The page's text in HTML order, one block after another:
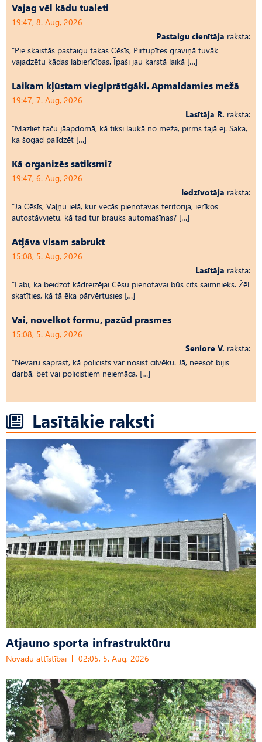
Vajag vēl kādu tualeti
19:47, 8. Aug, 2026
Pastaigu cienītāja raksta:
“Pie skaistās pastaigu takas Cēsīs, Pirtupītes graviņā tuvāk
vajadzētu kādas labierīcības. Īpaši jau karstā laikā […]
Laikam kļūstam vieglprātīgāki. Apmaldamies mežā
19:47, 7. Aug, 2026
Lasītāja R. raksta:
“Mazliet taču jāapdomā, kā tiksi laukā no meža, pirms tajā ej. Saka,
ka šogad palīdzēt […]
Kā organizēs satiksmi?
19:47, 6. Aug, 2026
Iedzīvotāja raksta:
“Ja Cēsīs, Vaļņu ielā, kur vecās pienotavas teritorija, ierīkos
autostāvvietu, kā tad tur brauks automašīnas? […]
Atļāva visam sabrukt
15:08, 5. Aug, 2026
Lasītāja raksta:
“Labi, ka beidzot kādreizējai Cēsu pienotavai būs cits saimnieks. Žēl
skatīties, kā tā ēka pārvērtusies […]
Vai, novelkot formu, pazūd prasmes
15:08, 5. Aug, 2026
Seniore V. raksta:
“Nevaru saprast, kā policists var nosist cilvēku. Jā, neesot bijis
darbā, bet vai policistiem neiemāca, […]
Lasītākie raksti
Atjauno sporta infrastruktūru
Novadu attīstībai 02:05, 5. Aug, 2026